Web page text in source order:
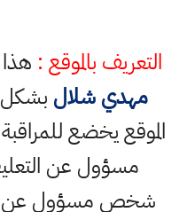
التعريف بالموقع : هذا
مهدي شلال بشكل
الموقع يخضع
مسؤول عن
شخص مسؤول عن